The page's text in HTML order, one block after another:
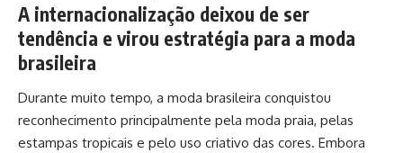
A internacionalização deixou de ser
tendência e virou estratégia para a moda
brasileira
Durante muito tempo, a moda brasileira conquistou
reconhecimento principalmente pela moda praia, pelas
estampas tropicais e pelo uso criativo das cores. Embora